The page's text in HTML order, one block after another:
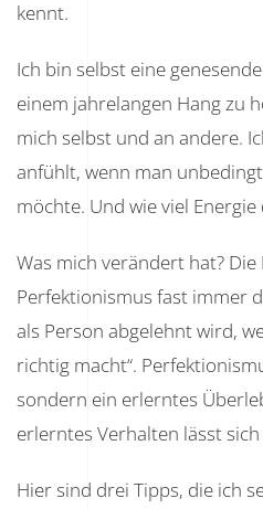
kennt.
Ich bin selbst eine
einem jahrelangen Hang zu
mich selbst und an andere.
anfühlt, wenn man
möchte. Und wie viel Energie
Was mich verändert hat?
Perfektionismus fast immer
als Person abgelehnt wird,
richtig macht“.
sondern ein erlerntes
erlerntes Verhalten lässt
Hier sind drei Tipps, die ich